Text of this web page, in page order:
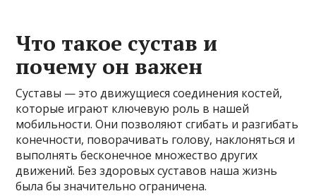
Что такое сустав и
почему он важен
Суставы — это движущиеся соединения костей,
которые играют ключевую роль в нашей
мобильности. Они позволяют сгибать и разгибать
конечности, поворачивать голову, наклоняться и
выполнять бесконечное множество других
движений. Без здоровых суставов наша жизнь
была бы значительно ограничена.